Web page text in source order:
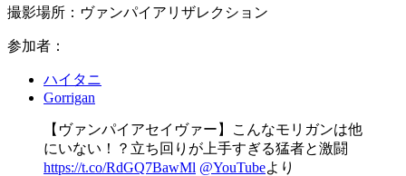
撮影場所：ヴァンパイアリザレクション
参加者：
ハイタニ
Gorrigan
【ヴァンパイアセイヴァー】こんなモリガンは他
にいない！？立ち回りが上手すぎる猛者と激闘
https://t.co/RdGQ7BawMl @YouTubeより